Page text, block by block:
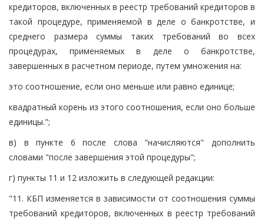
кредиторов, включенных в реестр требований кредиторов в
такой процедуре, применяемой в деле о банкротстве, и
среднего размера суммы таких требований во всех
процедурах, применяемых в деле о банкротстве,
завершенных в расчетном периоде, путем умножения на:
это соотношение, если оно меньше или равно единице;
квадратный корень из этого соотношения, если оно больше
единицы.";
в) в пункте 6 после слова "начисляются" дополнить
словами "после завершения этой процедуры";
г) пункты 11 и 12 изложить в следующей редакции:
"11. КБП изменяется в зависимости от соотношения суммы
требований кредиторов, включенных в реестр требований